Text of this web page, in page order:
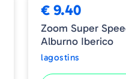
€ 9.40
Zoom Super
Alburno Iberico
lagostins